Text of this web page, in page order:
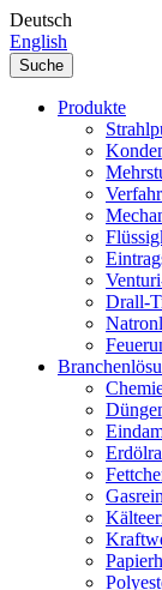
Deutsch
English
Suche
Produkte
Drall-